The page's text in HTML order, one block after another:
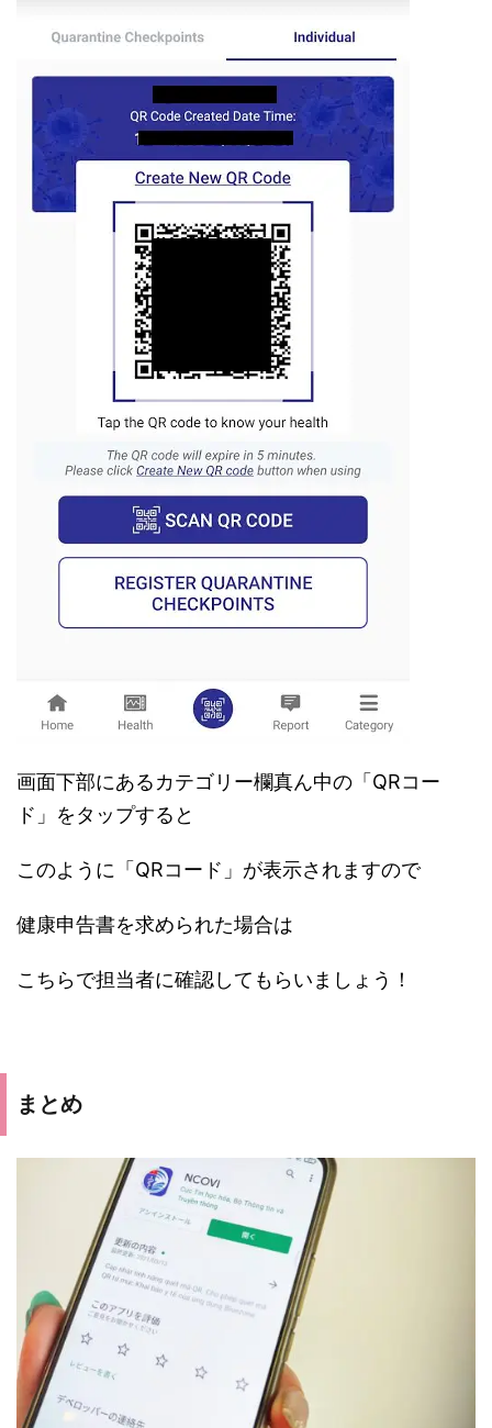
画面下部にあるカテゴリー欄真ん中の「QRコー
ド」をタップすると
このように「QRコード」が表示されますので
健康申告書を求められた場合は
こちらで担当者に確認してもらいましょう！
まとめ